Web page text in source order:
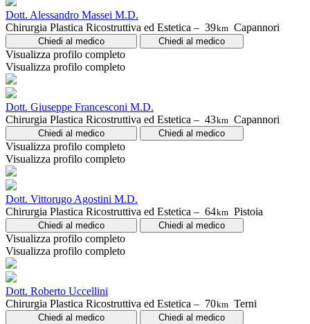
Dott. Alessandro Massei M.D.
Chirurgia Plastica Ricostruttiva ed Estetica – 39km Capannori
Chiedi al medico Chiedi al medico
Visualizza profilo completo
Visualizza profilo completo
Dott. Giuseppe Francesconi M.D.
Chirurgia Plastica Ricostruttiva ed Estetica – 43km Capannori
Chiedi al medico Chiedi al medico
Visualizza profilo completo
Visualizza profilo completo
Dott. Vittorugo Agostini M.D.
Chirurgia Plastica Ricostruttiva ed Estetica – 64km Pistoia
Chiedi al medico Chiedi al medico
Visualizza profilo completo
Visualizza profilo completo
Dott. Roberto Uccellini
Chirurgia Plastica Ricostruttiva ed Estetica – 70km Terni
Chiedi al medico Chiedi al medico